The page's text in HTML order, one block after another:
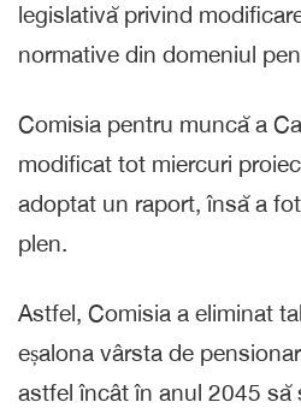
legislativă privind
normative din domeniul
Comisia pentru muncă a
modificat tot miercuri
adoptat un raport, însă a
plen.
Astfel, Comisia a eliminat
eșalona vârsta de
astfel încât în anul 2045 să